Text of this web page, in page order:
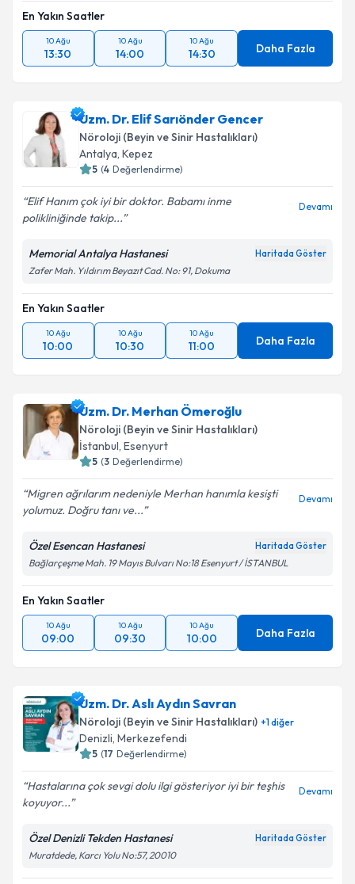
En Yakın Saatler
10 Ağu
13:30
10 Ağu
14:00
10 Ağu
14:30 Daha Fazla
Uzm. Dr. Elif Sarıönder Gencer
Nöroloji (Beyin ve Sinir Hastalıkları)
Antalya, Kepez
5 (4 Değerlendirme)
Elif Hanım çok iyi bir doktor. Babamı inme
polikliniğinde takip...
Devamı
Memorial Antalya Hastanesi Haritada Göster
Zafer Mah. Yıldırım Beyazıt Cad. No: 91, Dokuma
En Yakın Saatler
10 Ağu
10:00
10 Ağu
10:30
10 Ağu
11:00 Daha Fazla
Uzm. Dr. Merhan Ömeroğlu
Nöroloji (Beyin ve Sinir Hastalıkları)
İstanbul, Esenyurt
5 (3 Değerlendirme)
Migren ağrılarım nedeniyle Merhan hanımla kesişti
yolumuz. Doğru tanı ve...
Devamı
Özel Esencan Hastanesi Haritada Göster
Bağlarçeşme Mah. 19 Mayıs Bulvarı No:18 Esenyurt / İSTANBUL
En Yakın Saatler
10 Ağu
09:00
10 Ağu
09:30
10 Ağu
10:00 Daha Fazla
Uzm. Dr. Aslı Aydın Savran
Nöroloji (Beyin ve Sinir Hastalıkları) +1diğer
Denizli, Merkezefendi
5 (17 Değerlendirme)
Hastalarına çok sevgi dolu ilgi gösteriyor iyi bir teşhis
koyuyor...
Devamı
Özel Denizli Tekden Hastanesi Haritada Göster
Muratdede, Karcı Yolu No:57, 20010